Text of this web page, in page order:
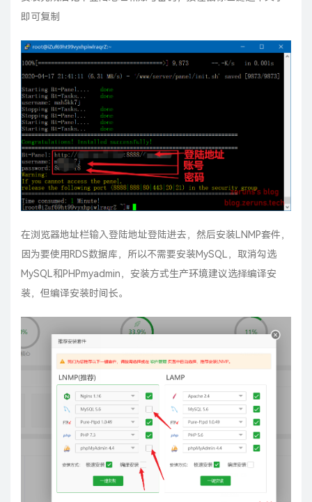
即可复制
在浏览器地址栏输入登陆地址登陆进去，然后安装LNMP套件，
因为要使用RDS数据库，所以不需要安装MySQL，取消勾选
MySQL和PHPmyadmin，安装方式生产环境建议选择编译安
装，但编译安装时间长。